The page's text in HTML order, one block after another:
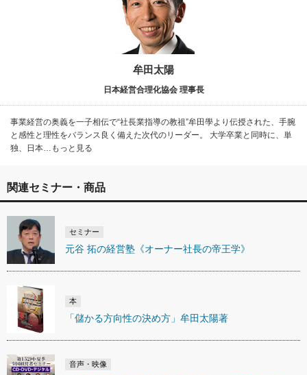
牟田太陽
日本経営合理化協会 理事長
事業経営の奥義を一子相伝で“社長業指導の教祖”牟田學より伝授された、手腕
と感性と理性をバランス良く備えた次代のリーダー。 大学卒業と同時に、単
独、日本…もっと見る
関連セミナー・商品
セミナー
元谷 拓の経営塾《オーナー社長の帝王学》
本
「儲かる方向性の決め方」牟田太陽著
音声・映像